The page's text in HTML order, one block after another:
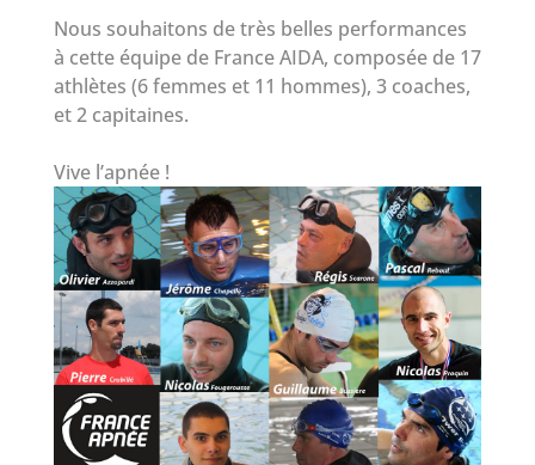
Nous souhaitons de très belles performances
à cette équipe de France AIDA, composée de 17
athlètes (6 femmes et 11 hommes), 3 coaches,
et 2 capitaines.
Vive l’apnée !